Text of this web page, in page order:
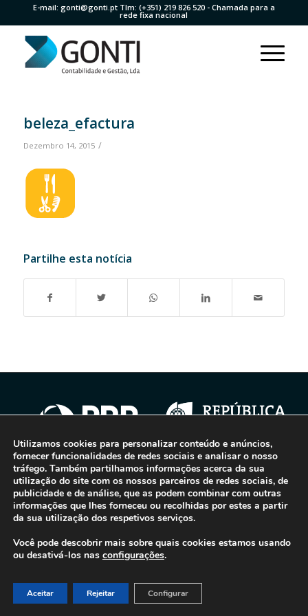
E-mail: gonti@gonti.ptTlm: (+351) 219 826 520- Chamada para a
rede fixa nacional
beleza_efactura
Dezembro 14, 2015 /
Partilhe esta notícia
© 2016-2026 - Gonti Contabilidade e Gestão -Política de Privacidade-
Livro de Reclamações
Utilizamos cookies para personalizar conteúdo e anúncios,
fornecer funcionalidades de redes sociais e analisar o nosso
tráfego. Também partilhamos informações acerca da sua
utilização do site com os nossos parceiros de redes sociais, de
publicidade e de análise, que as podem combinar com outras
informações que lhes forneceu ou recolhidas por estes a partir
da sua utilização dos respetivos serviços.
Você pode descobrir mais sobre quais cookies estamos usando
ou desativá-los nas configurações.
Aceitar Rejeitar Configurar